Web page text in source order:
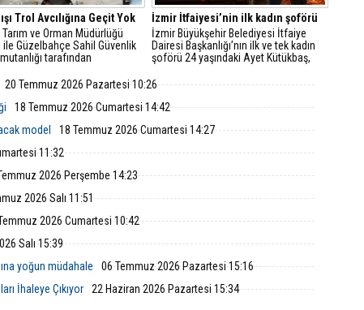
Trol Avcılığına Geçit Yok
ve Orman Müdürlüğü
ile Güzelbahçe Sahil Güvenlik
tarafından
açıklarında trol avcılığına
yasa dışı trol avcılığı
balıkçı teknesi tespit edildi.
İzmir İtfaiyesi’nin ilk kadın şoförü
İzmir Büyükşehir Belediyesi İtfaiye
Dairesi Başkanlığı’nın ilk ve tek kadın
şoförü 24 yaşındaki Ayet Kütükbaş,
yangın ve kurtarma operasyonlarına
20 Temmuz 2026 Pazartesi 10:26
18 Temmuz 2026 Cumartesi 14:42
model
18 Temmuz 2026 Cumartesi 14:27
11:32
2026 Perşembe 14:23
2026 Salı 11:51
2026 Cumartesi 10:42
Salı 15:39
yoğun müdahale
06 Temmuz 2026 Pazartesi 15:16
İhaleye Çıkıyor
22 Haziran 2026 Pazartesi 15:34